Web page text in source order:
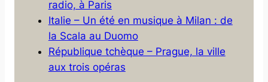
radio, à Paris
Italie – Un été en musique à Milan : de
la Scala au Duomo
République tchèque – Prague, la ville
aux trois opéras